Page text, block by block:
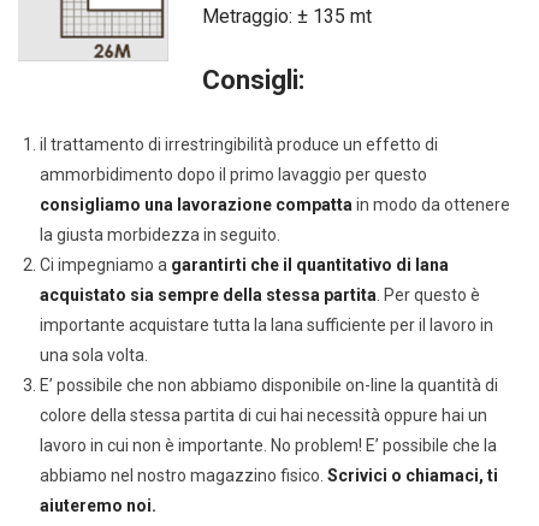
Metraggio: ± 135 mt
Consigli:
il trattamento di irrestringibilità produce un effetto di
ammorbidimento dopo il primo lavaggio per questo
consigliamo una lavorazione compatta in modo da ottenere
la giusta morbidezza in seguito.
Ci impegniamo a garantirti che il quantitativo di lana
acquistato sia sempre della stessa partita . Per questo è
importante acquistare tutta la lana sufficiente per il lavoro in
una sola volta.
E’ possibile che non abbiamo disponibile on-line la quantità di
colore della stessa partita di cui hai necessità oppure hai un
lavoro in cui non è importante. No problem! E’ possibile che la
abbiamo nel nostro magazzino fisico. Scrivici o chiamaci, ti
aiuteremo noi.